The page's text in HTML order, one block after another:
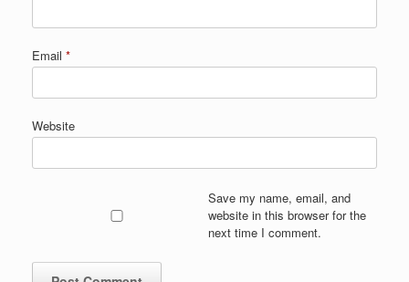
Email *
Website
Save my name, email, and
website in this browser for the
next time I comment.